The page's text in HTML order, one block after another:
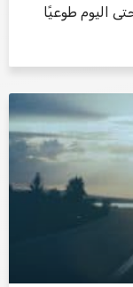
اليوم طوعيًا